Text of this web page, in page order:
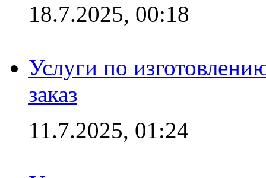
18.7.2025, 00:18
Услуги по
заказ
11.7.2025, 01:24